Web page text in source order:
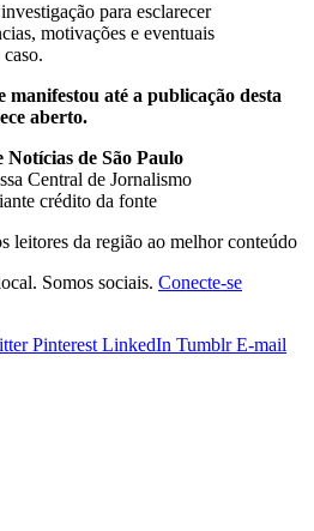
para esclarecer
motivações e eventuais
manifestou até a publicação desta
aberto.
Notícias de São Paulo
Central de Jornalismo
crédito da fonte
leitores da região ao melhor conteúdo
Somos sociais. Conecte-se
Pinterest LinkedIn Tumblr E-mail